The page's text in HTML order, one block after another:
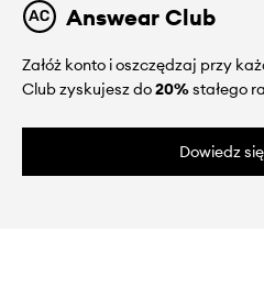
Answear Club
Załóż konto i oszczędzaj przy
Club zyskujesz do20%stałego
Dowiedz